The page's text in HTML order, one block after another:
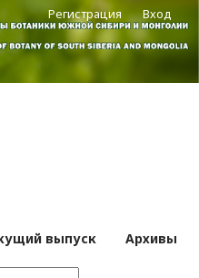
выпуск Архивы
Регистрация Вход